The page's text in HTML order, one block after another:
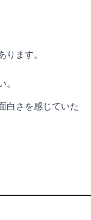
ます。
白さを感じていた